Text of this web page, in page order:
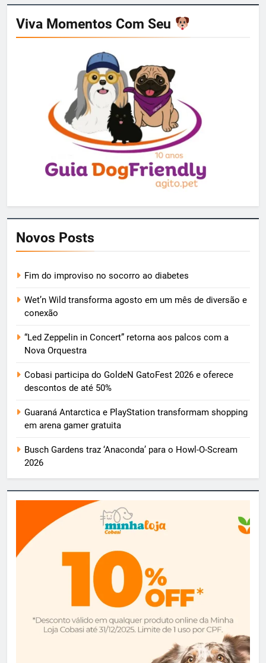
Viva Momentos Com Seu
Novos Posts
Fim do improviso no socorro ao diabetes
Wet’n Wild transforma agosto em um mês de diversão e
conexão
“Led Zeppelin in Concert” retorna aos palcos com a
Nova Orquestra
Cobasi participa do GoldeN GatoFest 2026 e oferece
descontos de até 50%
Guaraná Antarctica e PlayStation transformam shopping
em arena gamer gratuita
Busch Gardens traz ‘Anaconda’ para o Howl-O-Scream
2026